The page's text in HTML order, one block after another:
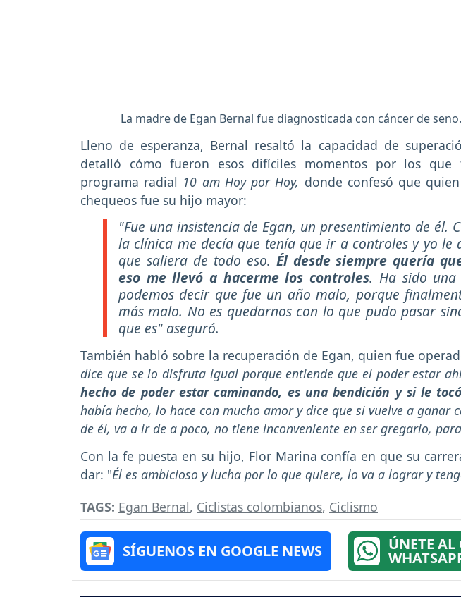
La madre de Egan Bernal fue diagnosticada con cáncer de
Lleno de esperanza, Bernal resaltó la capacidad de
detalló cómo fueron esos difíciles momentos por los
programa radial 10 am Hoy por Hoy, donde confesó que
chequeos fue su hijo mayor:
"Fue una insistencia de Egan, un presentimiento de él.
la clínica me decía que tenía que ir a controles y yo le
que saliera de todo eso. Él desde siempre quería
eso me llevó a hacerme los controles. Ha sido
podemos decir que fue un año malo, porque
más malo. No es quedarnos con lo que pudo pasar
que es" aseguró.
También habló sobre la recuperación de Egan, quien fue
dice que se lo disfruta igual porque entiende que el poder estar
hecho de poder estar caminando, es una bendición y si le
había hecho, lo hace con mucho amor y dice que si vuelve a ganar
de él, va a ir de a poco, no tiene inconveniente en ser gregario,
Con la fe puesta en su hijo, Flor Marina confía en que su
dar: "Él es ambicioso y lucha por lo que quiere, lo va a lograr y
TAGS: Egan Bernal, Ciclistas colombianos, Ciclismo
SÍGUENOS EN GOOGLE NEWS ÚNETE AL